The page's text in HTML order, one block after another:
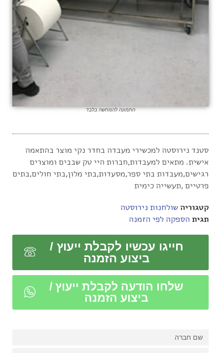
התמונה להמחשה בלבד
סטנד נירוסטה למכשירי מעבדה בחדר נקי מוצר בהתאמה
אישית. מתאים למעבדות,חברות היי טק שבבים ומוצרים
רגישים,מעבדות בתי ספר,מסעדות,בתי מלון,בתי חולים,בתים
פרטיים ,תעשייה כימית
קטגוריהשולחנות נירוסטה
תגית הספקה לפי הזמנה
חייגו עכשיו לקבלת ייעוץ /
ביצוע הזמנה
שלחו הודעה לקבלת ייעוץ /
ביצוע הזמנה